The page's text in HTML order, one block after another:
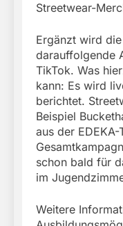
Streetwear-
Ergänzt wird
darauffolgende
TikTok. Was
kann: Es wird
berichtet.
Beispiel
aus der
schon bald für
im
Weitere